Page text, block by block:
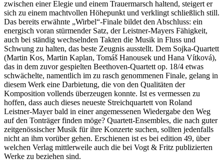
zwischen einer Elegie und einem Trauermarsch haltend, steigert er
sich zu einem machtvollen Höhepunkt und verklingt schließlich still.
Das bereits erwähnte „Wirbel“-Finale bildet den Abschluss: ein
energisch voran stürmender Satz, der Leistner-Mayers Fähigkeit,
auch bei ständig wechselnden Takten die Musik in Fluss und
Schwung zu halten, das beste Zeugnis ausstellt. Dem Sojka-Quartett
(Martin Kos, Martin Kaplan, Tomáš Hanousek und Hana Vítková),
das in dem zuvor gespielten Beethoven-Quartett op. 18/4 etwas
schwächelte, namentlich im zu rasch genommenen Finale, gelang in
diesem Werk eine Darbietung, die von den Qualitäten der
Komposition vollends überzeugen konnte. Ist es vermessen zu
hoffen, dass auch dieses neueste Streichquartett von Roland
Leistner-Mayer bald in einer angemessenen Wiedergabe den Weg
auf den Tonträger finden möge? Quartett-Ensembles, die nach guter
zeitgenössischer Musik für ihre Konzerte suchen, sollten jedenfalls
nicht an ihm vorüber gehen. Erschienen ist es bei edition 49, über
welchen Verlag mittlerweile auch die bei Vogt & Fritz publizierten
Werke zu beziehen sind.